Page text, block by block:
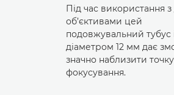
Під час використання
об’єктивами цей
подовжувальний тубус
діаметром 12 мм дає
значно наблизити точку
фокусування.